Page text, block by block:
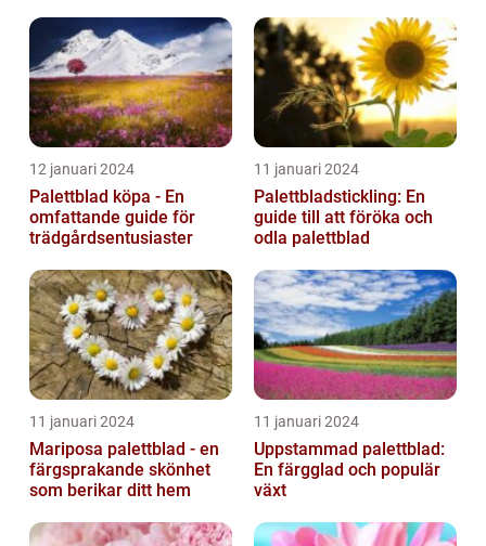
12 januari 2024
Palettblad köpa - En
omfattande guide för
trädgårdsentusiaster
11 januari 2024
Palettbladstickling: En
guide till att föröka och
odla palettblad
11 januari 2024
Mariposa palettblad - en
färgsprakande skönhet
som berikar ditt hem
11 januari 2024
Uppstammad palettblad:
En färgglad och populär
växt